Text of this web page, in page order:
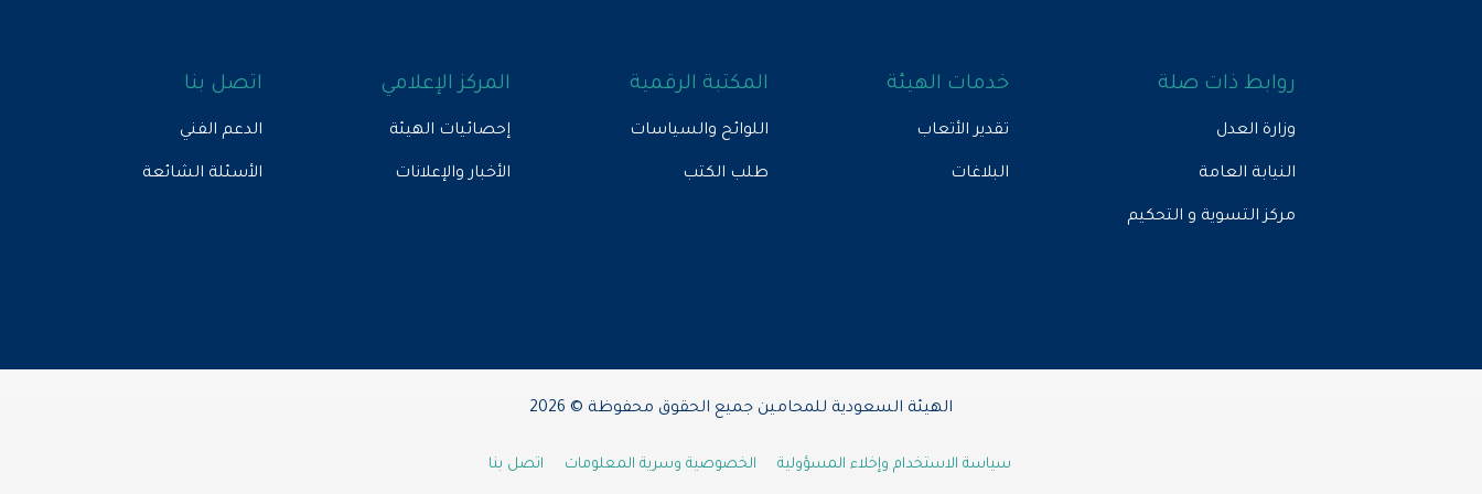
روابط ذات صلة
وزارة العدل
النيابة العامة
مركز التسوية و التحكيم
خدمات الهيئة
تقدير الأتعاب
البلاغات
المكتبة الرقمية
اللوائح والسياسات
طلب الكتب
المركز الإعلامي
إحصائيات الهيئة
الأخبار والإعلانات
اتصل بنا
الدعم الفني
الأسئلة الشائعة
الهيئة السعودية للمحامين جميع الحقوق محفوظة © 2026
سياسة الاستخدام وإخلاء المسؤولية الخصوصية وسرية المعلومات اتصل بنا